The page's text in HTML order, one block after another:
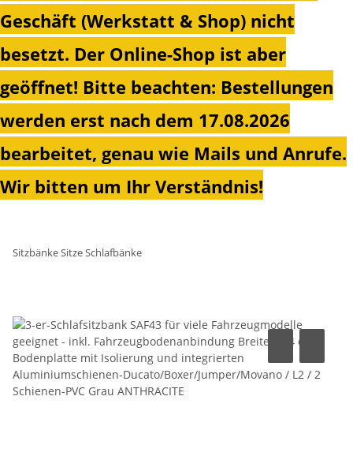
Geschäft (Werkstatt & Shop) nicht
besetzt. Der Online-Shop ist aber
geöffnet! Bitte beachten: Bestellungen
werden erst nach dem 17.08.2026
bearbeitet, genau wie Mails und Anrufe.
Wir bitten um Ihr Verständnis!
Sitzbänke Sitze Schlafbänke